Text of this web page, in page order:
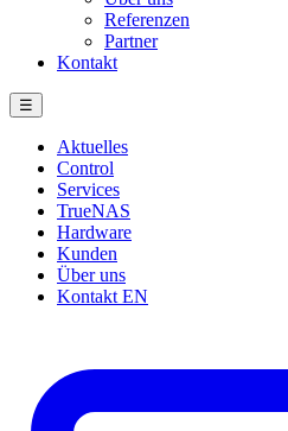
Referenzen
Partner
Kontakt
☰
Aktuelles
Control
Services
TrueNAS
Hardware
Kunden
Über uns
Kontakt EN